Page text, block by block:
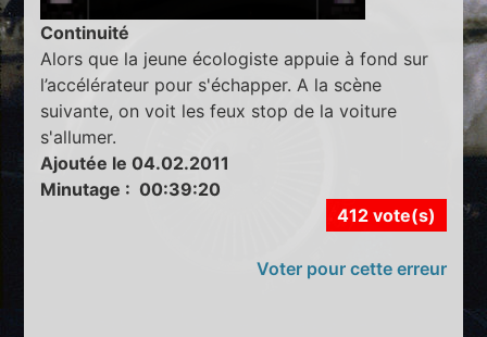
Continuité
Alors que la jeune écologiste appuie à fond sur
l’accélérateur pour s'échapper. A la scène
suivante, on voit les feux stop de la voiture
s'allumer.
Ajoutée le 04.02.2011
Minutage : 00:39:20
412 vote(s)
Voter pour cette erreur